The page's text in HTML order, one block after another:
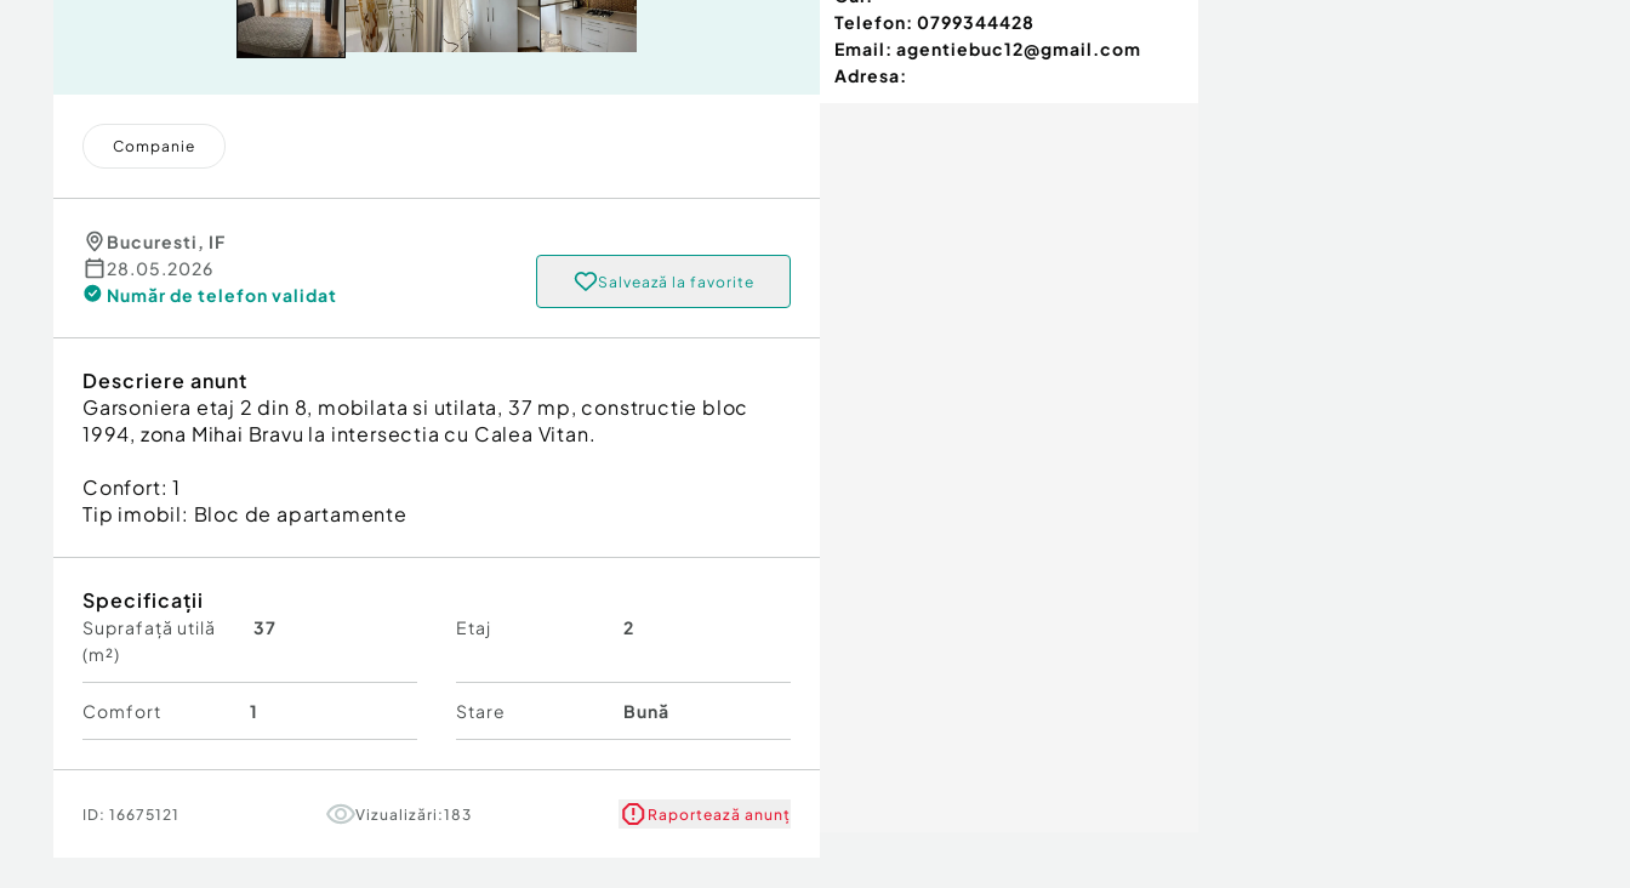
Companie
Bucuresti, IF
28.05.2026
Număr de telefon validat
Salvează la favorite
Descriere anunt
Garsoniera etaj 2 din 8, mobilata si utilata, 37 mp, constructie bloc
1994, zona Mihai Bravu la intersectia cu Calea Vitan.
Confort:1
Tip imobil: Bloc de apartamente
Specificații
Suprafață utilă
(m²)
37 Etaj 2
Comfort 1 Stare Bună
ID: 16675121 Vizualizări:183 Raportează anunț
Telefon: 0799344428
Email: agentiebuc12@gmail.com
Adresa: